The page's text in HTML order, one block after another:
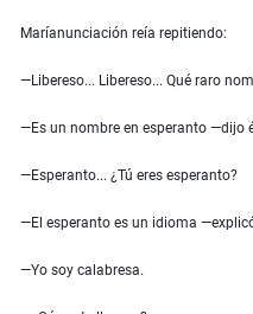
Maríanunciación reía repitiendo:
—Libereso... Libereso... Qué raro
—Es un nombre en esperanto —dijo
—Esperanto... ¿Tú eres esperanto?
—El esperanto es un idioma
—Yo soy calabresa.